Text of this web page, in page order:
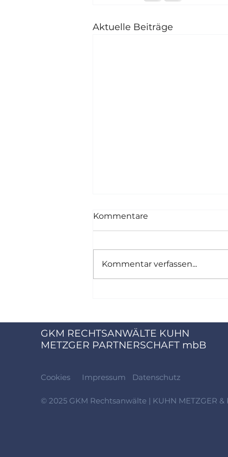
Aktuelle Beiträge
Kommentare
Kommentar verfassen...
GKM RECHTSANWÄLTE KUHN
METZGER PARTNERSCHAFT mbB
Cookies Impressum Datenschutz
© 2025 GKM Rechtsanwälte | KUHN METZGER &